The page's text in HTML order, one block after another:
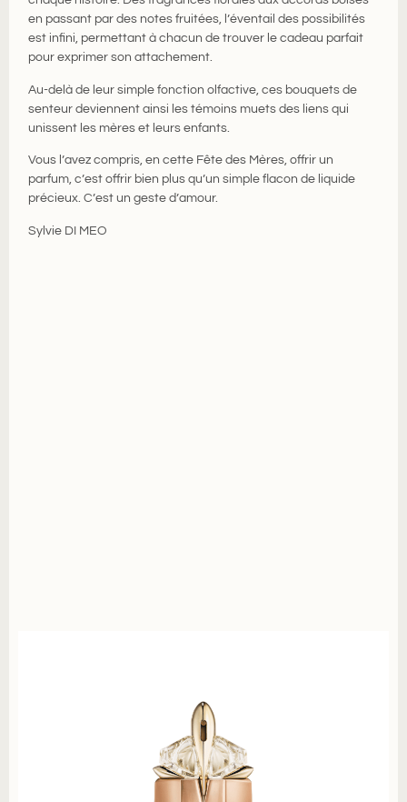
en passant par des notes fruitées, l’éventail des possibilités
est infini, permettant à chacun de trouver le cadeau parfait
pour exprimer son attachement.
Au-delà de leur simple fonction olfactive, ces bouquets de
senteur deviennent ainsi les témoins muets des liens qui
unissent les mères et leurs enfants.
Vous l’avez compris, en cette Fête des Mères, offrir un
parfum, c’est offrir bien plus qu’un simple flacon de liquide
précieux. C’est un geste d’amour.
Sylvie DI MEO